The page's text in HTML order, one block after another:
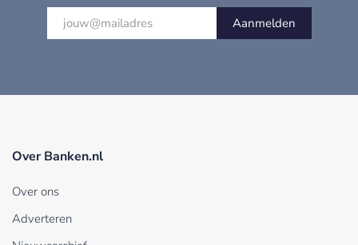
Aanmelden
Over Banken.nl
Over ons
Adverteren